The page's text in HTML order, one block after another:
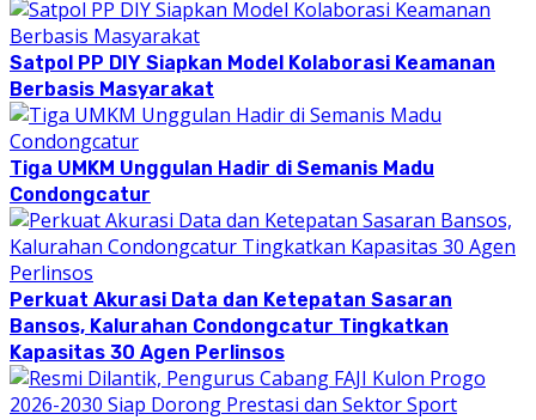
Satpol PP DIY Siapkan Model Kolaborasi Keamanan
Berbasis Masyarakat
Tiga UMKM Unggulan Hadir di Semanis Madu
Condongcatur
Perkuat Akurasi Data dan Ketepatan Sasaran
Bansos, Kalurahan Condongcatur Tingkatkan
Kapasitas 30 Agen Perlinsos